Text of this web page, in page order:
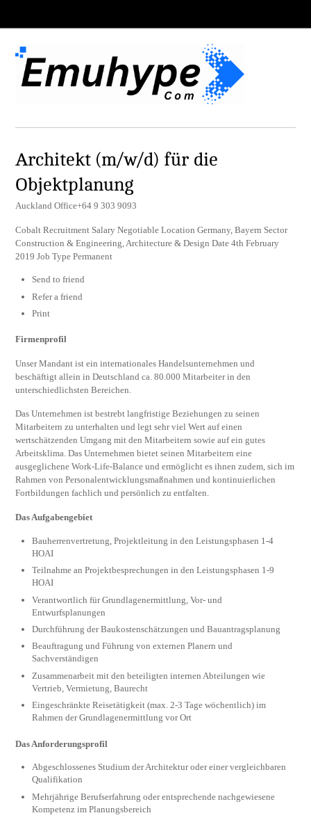
Architekt (m/w/d) für die
Objektplanung
Auckland Office+64 9 303 9093
Cobalt Recruitment Salary Negotiable Location Germany, Bayern Sector
Construction & Engineering, Architecture & Design Date 4th February
2019 Job Type Permanent
Send to friend
Refer a friend
Print
Firmenprofil
Unser Mandant ist ein internationales Handelsunternehmen und
beschäftigt allein in Deutschland ca. 80.000 Mitarbeiter in den
unterschiedlichsten Bereichen.
Das Unternehmen ist bestrebt langfristige Beziehungen zu seinen
Mitarbeitern zu unterhalten und legt sehr viel Wert auf einen
wertschätzenden Umgang mit den Mitarbeitern sowie auf ein gutes
Arbeitsklima. Das Unternehmen bietet seinen Mitarbeitern eine
ausgeglichene Work-Life-Balance und ermöglicht es ihnen zudem, sich im
Rahmen von Personalentwicklungsmaßnahmen und kontinuierlichen
Fortbildungen fachlich und persönlich zu entfalten.
Das Aufgabengebiet
Bauherrenvertretung, Projektleitung in den Leistungsphasen 1-4
HOAI
Teilnahme an Projektbesprechungen in den Leistungsphasen 1-9
HOAI
Verantwortlich für Grundlagenermittlung, Vor- und
Entwurfsplanungen
Durchführung der Baukostenschätzungen und Bauantragsplanung
Beauftragung und Führung von externen Planern und
Sachverständigen
Zusammenarbeit mit den beteiligten internen Abteilungen wie
Vertrieb, Vermietung, Baurecht
Eingeschränkte Reisetätigkeit (max. 2-3 Tage wöchentlich) im
Rahmen der Grundlagenermittlung vor Ort
Das Anforderungsprofil
Abgeschlossenes Studium der Architektur oder einer vergleichbaren
Qualifikation
Mehrjährige Berufserfahrung oder entsprechende nachgewiesene
Kompetenz im Planungsbereich